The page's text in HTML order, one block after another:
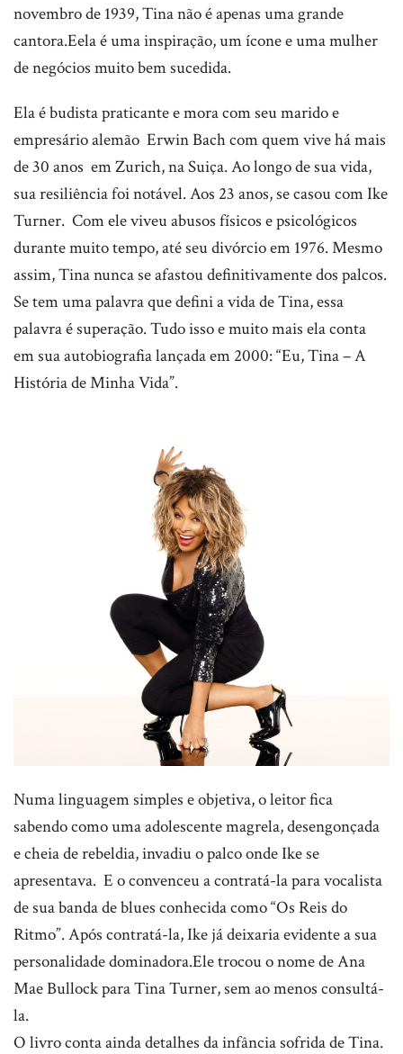
novembro de 1939, Tina não é apenas uma grande
cantora.Eela é uma inspiração, um ícone e uma mulher
de negócios muito bem sucedida.
Ela é budista praticante e mora com seu marido e
empresário alemão Erwin Bach com quem vive há mais
de 30 anos em Zurich, na Suiça. Ao longo de sua vida,
sua resiliência foi notável. Aos 23 anos, se casou com Ike
Turner. Com ele viveu abusos físicos e psicológicos
durante muito tempo, até seu divórcio em 1976. Mesmo
assim, Tina nunca se afastou definitivamente dos palcos.
Se tem uma palavra que defini a vida de Tina, essa
palavra é superação. Tudo isso e muito mais ela conta
em sua autobiografia lançada em 2000: “Eu, Tina – A
História de Minha Vida”.
Numa linguagem simples e objetiva, o leitor fica
sabendo como uma adolescente magrela, desengonçada
e cheia de rebeldia, invadiu o palco onde Ike se
apresentava. E o convenceu a contratá-la para vocalista
de sua banda de blues conhecida como “Os Reis do
Ritmo”. Após contratá-la, Ike já deixaria evidente a sua
personalidade dominadora.Ele trocou o nome de Ana
Mae Bullock para Tina Turner, sem ao menos consultá-
la.
O livro conta ainda detalhes da infância sofrida de Tina.